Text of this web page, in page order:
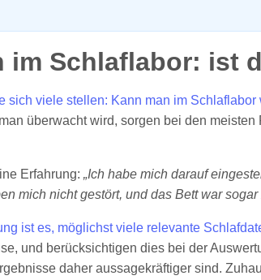
im Schlaflabor: ist
sich viele stellen: Kann man im
überwacht wird, sorgen bei den
Erfahrung: „Ich habe mich darauf
mich nicht gestört, und das Bett war
ist es, möglichst viele relevante
und berücksichtigen dies bei der
daher aussagekräftiger sind.